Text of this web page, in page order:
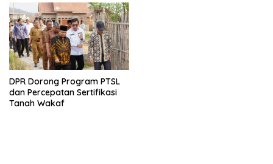
DPR Dorong Program PTSL
dan Percepatan Sertifikasi
Tanah Wakaf